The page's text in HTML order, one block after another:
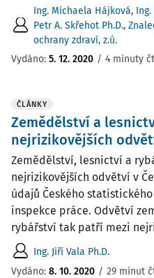
Ing. Michaela Hájková,
Petr A. Skřehot Ph.D.,
ochrany zdraví, z.ú.
Vydáno: 5. 12. 2020 / 4 minuty
ČLÁNKY
Zemědělství a
nejrizikovějších
Zemědělství, lesnictví a
nejrizikovějších odvětví v
údajů Českého
inspekce práce. Odvětví
rybářství tak patří mezi
Ing. Jiří Vala Ph.D.
Vydáno: 8. 10. 2020 / 29 minut